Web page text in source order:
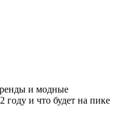
и модные
году и что будет на пике